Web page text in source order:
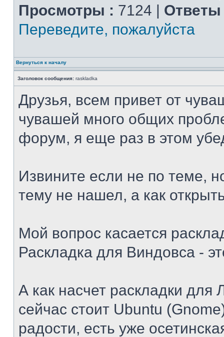
Просмотры : 7124 | Ответы
Переведите, пожалуйста
Вернуться к началу
Заголовок сообщения: raskladka
Друзья, всем привет от
чувашей много общих
форум, я еще раз в этом
Извините если не по теме,
тему не нашел, а как
Мой вопрос касается
Раскладка для Виндовса -
А как насчет раскладки для
сейчас стоит Ubuntu
радости, есть уже